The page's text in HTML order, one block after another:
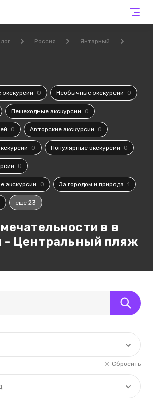
Россия
Янтарный
0 Необычные экскурсии 0
Пешеходные экскурсии 0
0 Авторские экскурсии 0
0 Популярные экскурсии 0
0
экскурсии 0 За городом и природа 1
еще 23
в в
- Центральный пляж
Сбросить